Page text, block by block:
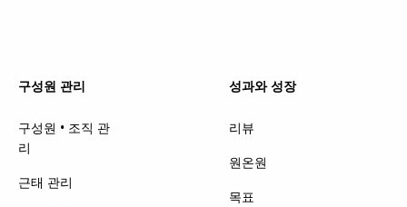
구성원 관리
구성원 • 조직 관
리
근태 관리
성과와 성장
리뷰
원온원
목표